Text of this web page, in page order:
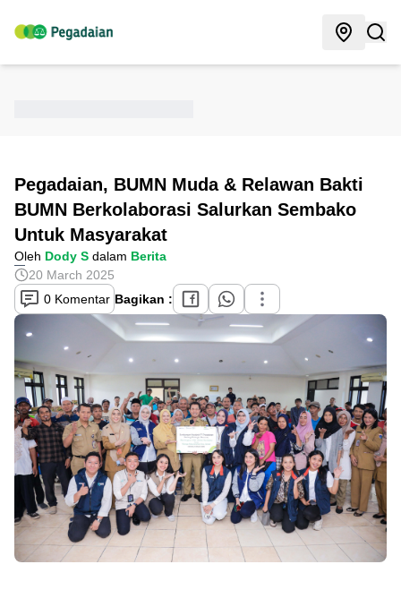
Pegadaian, BUMN Muda & Relawan Bakti
BUMN Berkolaborasi Salurkan Sembako
Untuk Masyarakat
Oleh Dody S dalam Berita
20 March 2025
0 Komentar Bagikan :